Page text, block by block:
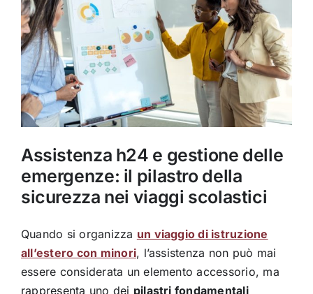
Assistenza h24 e gestione delle
emergenze: il pilastro della
sicurezza nei viaggi scolastici
Quando si organizza un viaggio di istruzione
all’estero con minori, l’assistenza non può mai
essere considerata un elemento accessorio, ma
rappresenta uno dei pilastri fondamentali